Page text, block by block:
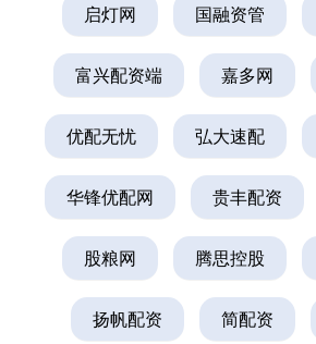
启灯网 国融资管
富兴配资端 嘉多网
优配无忧 弘大速配
华锋优配网 贵丰配资
股粮网 腾思控股
扬帆配资 简配资